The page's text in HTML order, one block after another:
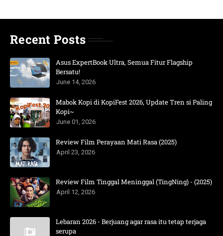
Recent Posts
Asus ExpertBook Ultra, Semua Fitur Flagship
Bersatu!
June 14, 2026
Mabok Kopi di KopiFest 2026, Update Tren si Paling
Kopi~
June 01, 2026
Review Film Perayaan Mati Rasa (2025)
April 23, 2026
Review Film Tinggal Meninggal (TingNing) - (2025)
April 12, 2026
Lebaran 2026 - Berjuang agar rasa itu tetap terjaga
serupa